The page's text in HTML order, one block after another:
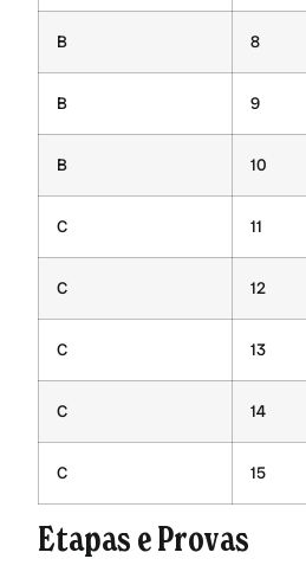
B 8
B 9
B 10
C 11
C 12
C 13
C 14
C 15
Etapas e Provas